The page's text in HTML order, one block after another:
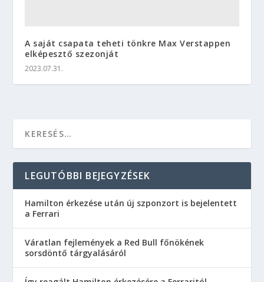
A saját csapata teheti tönkre Max Verstappen
elképesztő szezonját
2023.07.31.
LEGUTÓBBI BEJEGYZÉSEK
Hamilton érkezése után új szponzort is bejelentett
a Ferrari
Váratlan fejlemények a Red Bull főnökének
sorsdöntő tárgyalásáról